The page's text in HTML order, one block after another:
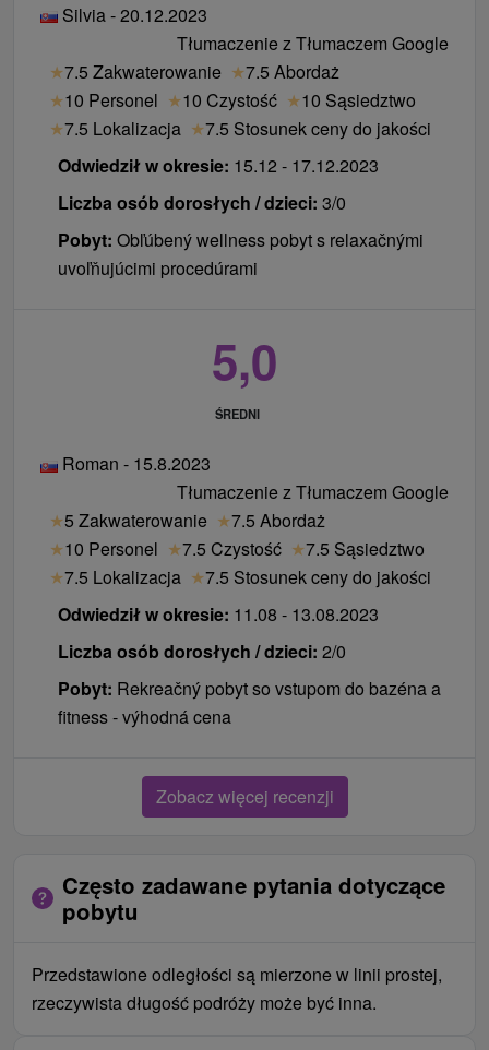
Silvia - 20.12.2023
Tłumaczenie z Tłumaczem Google
★7.5 Zakwaterowanie ★7.5 Abordaż
★10 Personel ★10 Czystość ★10 Sąsiedztwo
★7.5 Lokalizacja ★7.5 Stosunek ceny do jakości
Odwiedził w okresie: 15.12 - 17.12.2023
Liczba osób dorosłych / dzieci: 3/0
Pobyt: Obľúbený wellness pobyt s relaxačnými
uvoľňujúcimi procedúrami
5,0
ŚREDNI
Roman - 15.8.2023
Tłumaczenie z Tłumaczem Google
★5 Zakwaterowanie ★7.5 Abordaż
★10 Personel ★7.5 Czystość ★7.5 Sąsiedztwo
★7.5 Lokalizacja ★7.5 Stosunek ceny do jakości
Odwiedził w okresie: 11.08 - 13.08.2023
Liczba osób dorosłych / dzieci: 2/0
Pobyt: Rekreačný pobyt so vstupom do bazéna a
fitness - výhodná cena
Zobacz więcej recenzji
Często zadawane pytania dotyczące
pobytu
Przedstawione odległości są mierzone w linii prostej,
rzeczywista długość podróży może być inna.